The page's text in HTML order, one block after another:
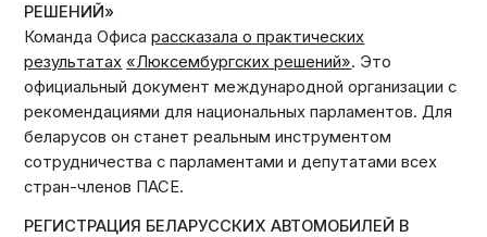
РЕШЕНИЙ»
Команда Офисарассказала о практических
результатах «Люксембургских решений». Это
официальный документ международной организации с
рекомендациями для национальных парламентов. Для
беларусов он станет реальным инструментом
сотрудничества с парламентами и депутатами всех
стран-членов ПАСЕ.
РЕГИСТРАЦИЯ БЕЛАРУССКИХ АВТОМОБИЛЕЙ В